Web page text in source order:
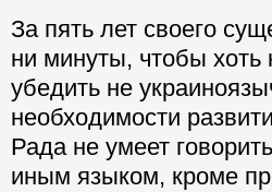
За пять лет своего
ни минуты, чтобы хоть
убедить не
необходимости
Рада не умеет
иным языком, кроме